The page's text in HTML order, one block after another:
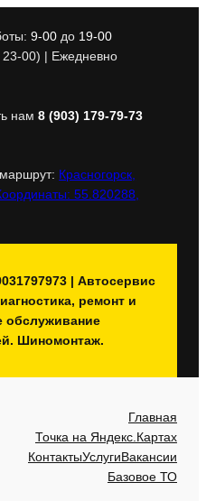
9-00до 19-00
23-00) | Ежедневно
нам 8 (903) 179-79-73
Красногорск,
55.820288,
| Автосервис
ремонт и
обслуживание
Шиномонтаж.
Главная
Точка на Яндекс.Картах
КонтактыУслугиВакансии
Базовое ТО